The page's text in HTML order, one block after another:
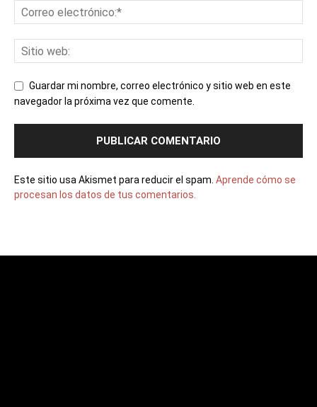
Guardar mi nombre, correo electrónico y sitio web en este
navegador la próxima vez que comente.
Este sitio usa Akismet para reducir el spam. Aprende cómo se
procesan los datos de tus comentarios.